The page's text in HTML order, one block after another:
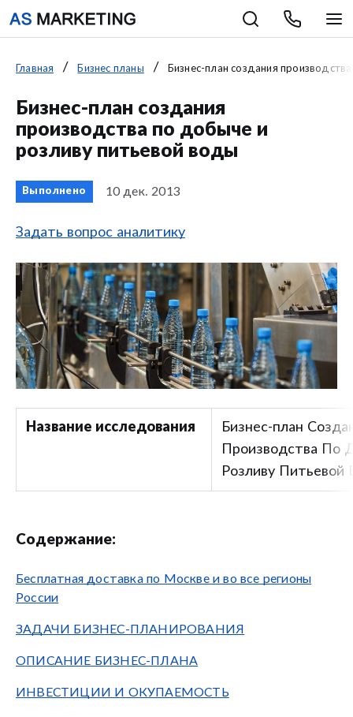
Главная Бизнес планы Бизнес-план создания
Бизнес-план создания
производства по добыче и
розливу питьевой воды
Выполнено 10 дек. 2013
Задать вопрос аналитику
Название исследования
Бизнес-план
Производства По
Розливу Питьевой
Содержание:
Бесплатная доставка по Москве и во все регионы
России
ЗАДАЧИ БИЗНЕС-ПЛАНИРОВАНИЯ
ОПИСАНИЕ БИЗНЕС-ПЛАНА
ИНВЕСТИЦИИ И ОКУПАЕМОСТЬ